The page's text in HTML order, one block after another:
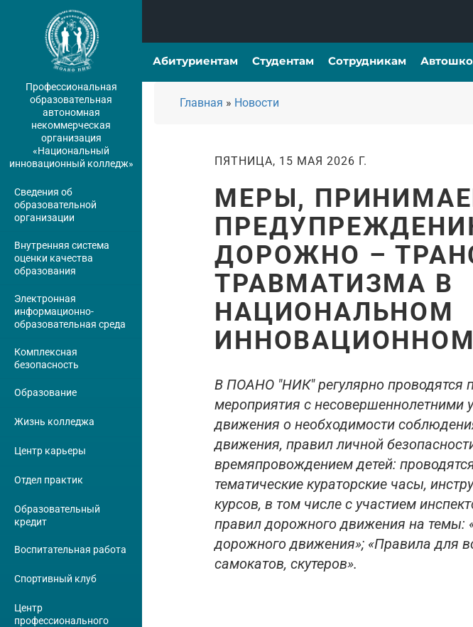
Профессиональная
образовательная
автономная
некоммерческая
организация
«Национальный
инновационный колледж»
Сведения об
образовательной
организации
Внутренняя система
оценки качества
образования
Электронная
информационно-
образовательная среда
Комплексная
безопасность
Образование
Жизнь колледжа
Центр карьеры
Отдел практик
Образовательный
кредит
Воспитательная работа
Спортивный клуб
Центр
профессионального
Абитуриентам Студентам Сотрудникам
Главная » Новости
ПЯТНИЦА, 15 МАЯ 2026 Г.
МЕРЫ,
ДОРОЖНО –
ТРАВМАТИЗМА В
НАЦИОНАЛЬНОМ
В ПОАНО "НИК" регулярно проводятся
мероприятия с несовершеннолетними
движения о необходимости
движения, правил личной
времяпровождением детей:
тематические кураторские часы,
курсов, в том числе с участием
правил дорожного движения на темы:
дорожного движения»; «Правила для
самокатов, скутеров».